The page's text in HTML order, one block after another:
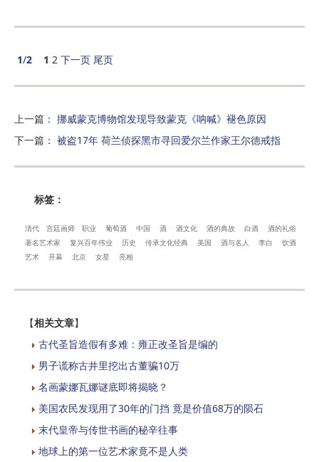
1/2 1 2 下一页 尾页
上一篇 ： 挪威蒙克博物馆发现导致蒙克《呐喊》褪色原因
下一篇 ： 被盗17年 荷兰侦探黑市寻回爱尔兰作家王尔德戒指
标签：
清代 宫廷画师 职业 葡萄酒 中国 酒 酒文化 酒的典故 白酒
酒的礼俗
著名艺术家
复兴百年伟业 历史 传承文化经典 美国 酒与名人 李白
饮酒
艺术
开幕 北京 女星 亮相
【相关文章】
古代圣旨造假有多难：雍正改圣旨是编的
男子谎称古井里挖出古董骗10万
名画蒙娜瓦娜谜底即将揭晓？
美国农民发现用了30年的门挡 竟是价值68万的陨石
末代皇帝与传世书画的秘辛往事
地球上的第一位艺术家竟不是人类